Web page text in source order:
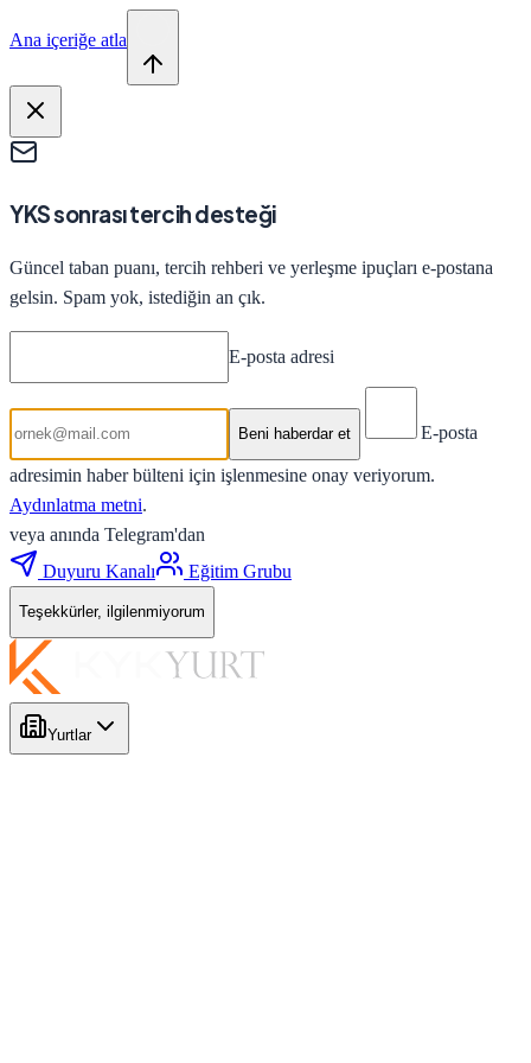
Ana içeriğe atla
YKS sonrası tercih desteği
Güncel taban puanı, tercih rehberi ve yerleşme ipuçları e-postana
gelsin. Spam yok, istediğin an çık.
E-posta adresi
Beni haberdar et E-posta
adresimin haber bülteni için işlenmesine onay veriyorum.
Aydınlatma metni.
veya anında Telegram'dan
Duyuru Kanalı
Eğitim Grubu
Teşekkürler, ilgilenmiyorum
Yurtlar